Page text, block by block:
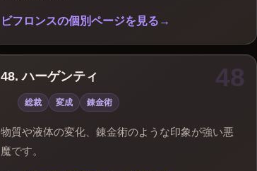
ビフロンスの個別ページを見る
48. ハーゲンティ
総裁 変成 錬金術
物質や液体の変化、錬金術のような印象が強い悪
魔です。